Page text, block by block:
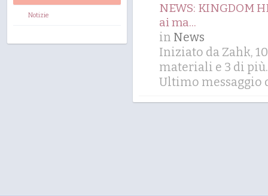
Notizie
NEWS: KINGDOM
ai ma...
in News
Iniziato da Zahk,
materiali e 3 di
Ultimo messaggio